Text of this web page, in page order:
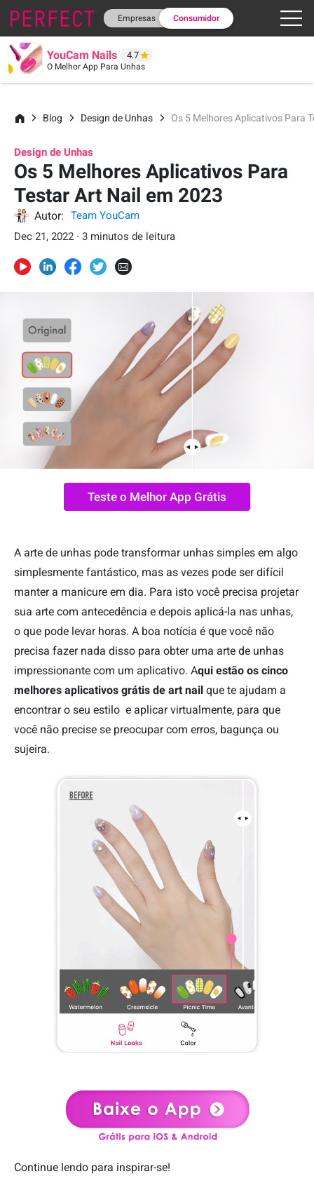
Empresas Consumidor
YouCam Nails 4.7
O Melhor App Para Unhas
Blog Design de Unhas Os 5 Melhores Aplicativos Para
Design de Unhas
Os 5 Melhores Aplicativos Para
Testar Art Nail em 2023
Autor:
Team YouCam
Dec 21, 2022 · 3 minutos de leitura
Teste o Melhor App Grátis
A arte de unhas pode transformar unhas simples em algo
simplesmente fantástico, mas as vezes pode ser difícil
manter a manicure em dia. Para isto você precisa projetar
sua arte com antecedência e depois aplicá-la nas unhas,
o que pode levar horas. A boa notícia é que você não
precisa fazer nada disso para obter uma arte de unhas
impressionante com um aplicativo. Aqui estão os cinco
melhores aplicativos grátis de art nail que te ajudam a
encontrar o seu estilo e aplicar virtualmente, para que
você não precise se preocupar com erros, bagunça ou
sujeira.
Continue lendo para inspirar-se!